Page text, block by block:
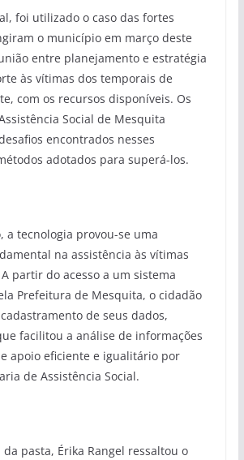
foi utilizado o caso das fortes
o município em março deste
entre planejamento e estratégia
às vítimas dos temporais de
com os recursos disponíveis. Os
Social de Mesquita
encontrados nesses
adotados para superá-los.
a tecnologia provou-se uma
na assistência às vítimas
partir do acesso a um sistema
Prefeitura de Mesquita, o cidadão
de seus dados,
facilitou a análise de informações
apoio eficiente e igualitário por
de Assistência Social.
pasta, Érika Rangel ressaltou o